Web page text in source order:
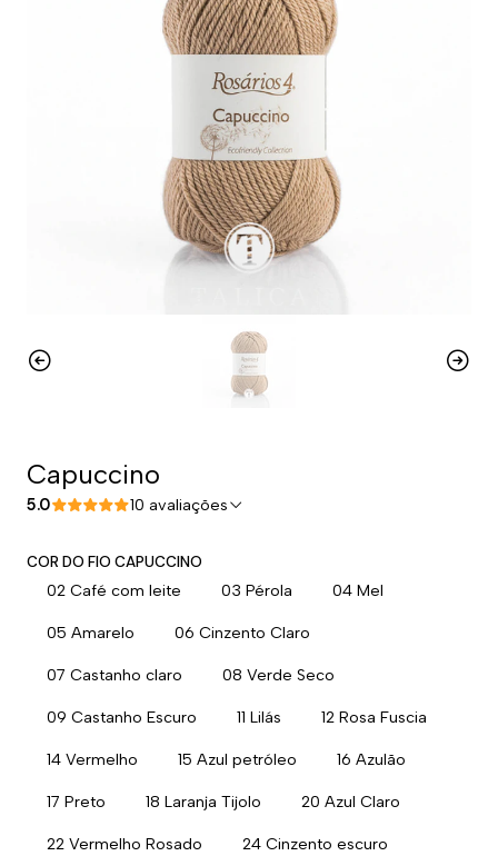
Capuccino
5.0 10 avaliações
COR DO FIO CAPUCCINO
02 Café com leite 03 Pérola 04 Mel
05 Amarelo 06 Cinzento Claro
07 Castanho claro 08 Verde Seco
09 Castanho Escuro 11 Lilás 12 Rosa Fuscia
14 Vermelho 15 Azul petróleo 16 Azulão
17 Preto 18 Laranja Tijolo 20 Azul Claro
22 Vermelho Rosado 24 Cinzento escuro